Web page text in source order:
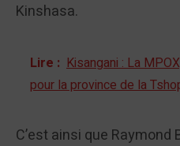
Kinshasa.
Lire : Kisangani : La
pour la province de la
C’est ainsi que